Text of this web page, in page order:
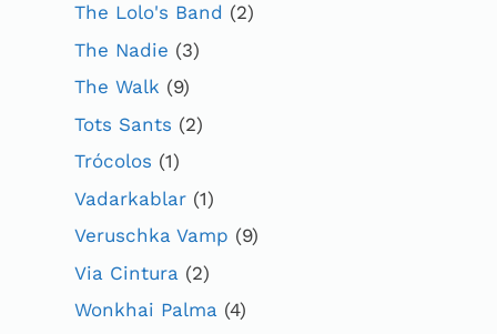
The Lolo's Band (2)
The Nadie (3)
The Walk (9)
Tots Sants (2)
Trócolos (1)
Vadarkablar (1)
Veruschka Vamp (9)
Via Cintura (2)
Wonkhai Palma (4)